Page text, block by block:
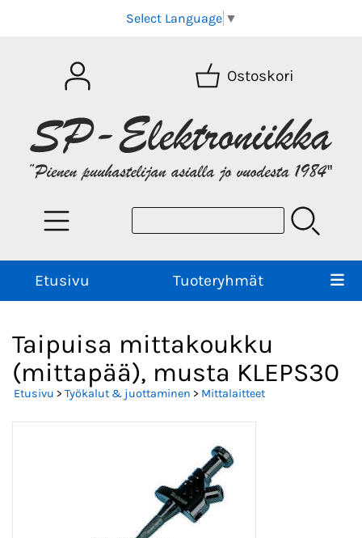
Select Language ▼
Ostoskori
Etusivu Tuoteryhmät
Taipuisa mittakoukku
(mittapää), musta KLEPS30
Etusivu > Työkalut & juottaminen > Mittalaitteet